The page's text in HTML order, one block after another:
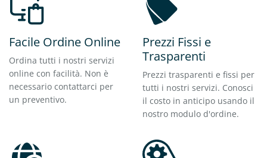
Facile Ordine Online
Ordina tutti i nostri servizi
online con facilità. Non è
necessario contattarci per
un preventivo.
Prezzi Fissi e
Trasparenti
Prezzi trasparenti e fissi per
tutti i nostri servizi. Conosci
il costo in anticipo usando il
nostro modulo d'ordine.